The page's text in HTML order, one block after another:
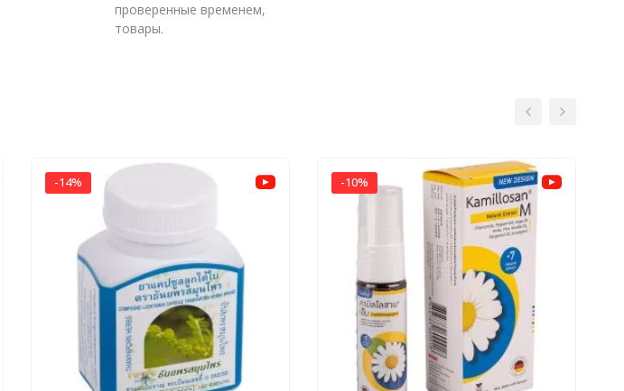
проверенные временем,
товары.
-14% -10%